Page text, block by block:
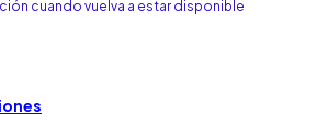
cuando vuelva a estar disponible